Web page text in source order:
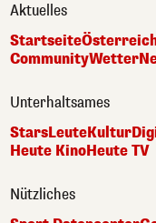
Aktuelles
Startseite
CommunityWetter
Unterhaltsames
StarsLeuteKultur
Heute KinoHeute TV
Nützliches